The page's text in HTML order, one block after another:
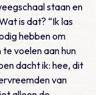
staan en
is dat? “Ik las
hebben om
voelen aan hun
dacht ik: hee, dit
van